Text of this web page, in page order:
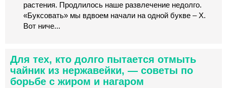
растения. Продлилось наше развлечение недолго.
«Буксовать» мы вдвоем начали на одной букве – Х.
Вот ниче...
Для тех, кто долго пытается отмыть
чайник из нержавейки, — советы по
борьбе с жиром и нагаром